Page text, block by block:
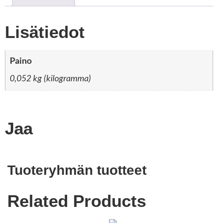
Lisätiedot
Paino
0,052 kg (kilogramma)
Jaa
Tuoteryhmän tuotteet
Related Products